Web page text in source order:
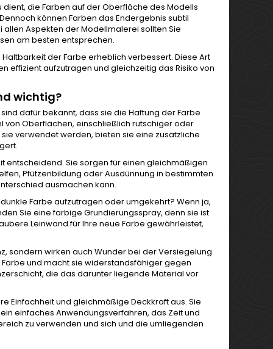
die Farben auf der Oberfläche des Modells
können Farben das Endergebnis subtil
Aspekten der Modellmalerei sollten Sie
am besten entsprechen.
der Farbe erheblich verbessert. Diese Art
effizient aufzutragen und gleichzeitig das Risiko von
wichtig?
dafür bekannt, dass sie die Haftung der Farbe
von Oberflächen, einschließlich rutschiger oder
verwendet werden, bieten sie eine zusätzliche
entscheidend. Sie sorgen für einen gleichmäßigen
Pfützenbildung oder Ausdünnung in bestimmten
ausmachen kann.
Farbe aufzutragen oder umgekehrt? Wenn ja,
Sie eine farbige Grundierungsspray, denn sie ist
Leinwand für Ihre neue Farbe gewährleistet,
sondern wirken auch Wunder bei der Versiegelung
und macht sie widerstandsfähiger gegen
die das darunter liegende Material vor
Einfachheit und gleichmäßige Deckkraft aus. Sie
einfaches Anwendungsverfahren, das Zeit und
zu verwenden und sich und die umliegenden